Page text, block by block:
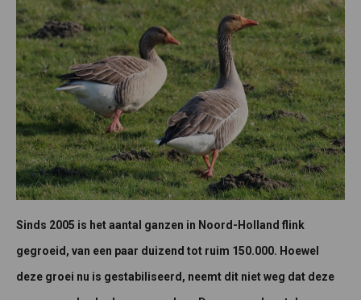
Sinds 2005 is het aantal ganzen in Noord-Holland flink
gegroeid, van een paar duizend tot ruim 150.000. Hoewel
deze groei nu is gestabiliseerd, neemt dit niet weg dat deze